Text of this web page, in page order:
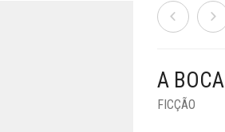
A
FICÇÃO